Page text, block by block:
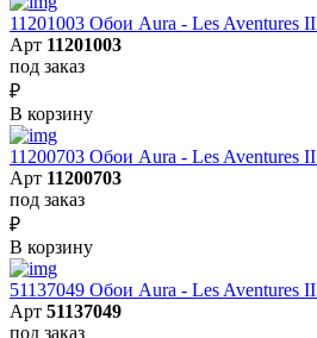
11201003 Обои Aura - Les Aventures
Арт 11201003
под заказ
₽
В корзину
11200703 Обои Aura - Les Aventures
Арт 11200703
под заказ
₽
В корзину
51137049 Обои Aura - Les Aventures
Арт 51137049
под заказ